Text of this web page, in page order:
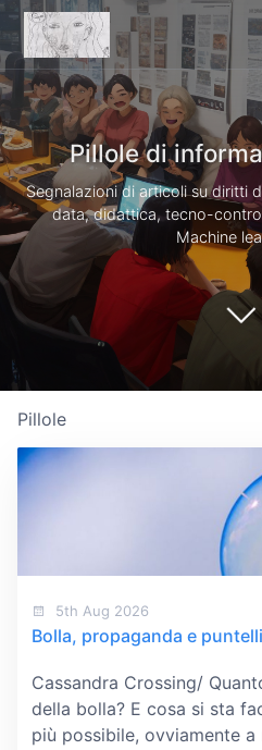
Pillole di
Segnalazioni di articoli su diritti
data, didattica, tecno-
Machine
Pillole
5th Aug 2026
Bolla, propaganda e
Cassandra Crossing/
della bolla? E cosa si sta
più possibile, ovviamente a